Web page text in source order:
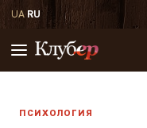
UA·RU
ПСИХОЛОГИЯ